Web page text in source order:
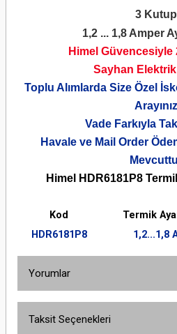
3 Kutup
1,2 ... 1,8 Amper
Himel Güvencesiyle
Sayhan Elektrik
Toplu Alımlarda Size Özel
Arayınız
Vade Farkıyla
Havale ve Mail Order
Himel HDR6181P8
Kod Termik
HDR6181P8
1,2...1,8
Yorumlar
Taksit Seçenekleri